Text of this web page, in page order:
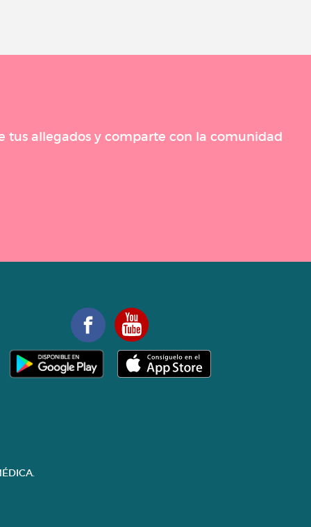
tus allegados y comparte con la comunidad